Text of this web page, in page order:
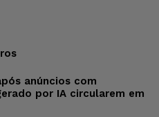
anúncios com
por IA circularem em